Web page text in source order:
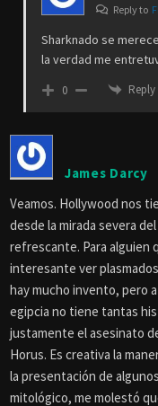
Reply to
Sharknado se
la verdad me
0 Reply
James Darcy
Veamos. Hollywood nos
desde la mirada severa
refrescante. Para alguien
interesante ver
hay mucho invento, pero
egipcia no tiene tantas
justamente el asesinato
Horus. Es creativa la
la presentación de
mitológico, me molestó